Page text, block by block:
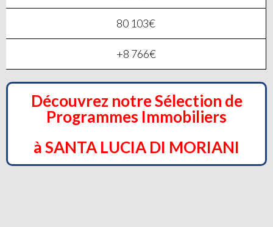
80 103€
+8 766€
Découvrez notre Sélection de
Programmes Immobiliers
à SANTA LUCIA DI MORIANI